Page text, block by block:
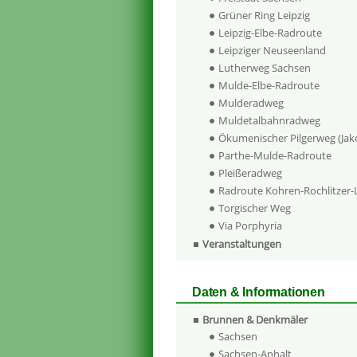
Grüner Ring Leipzig
Leipzig-Elbe-Radroute
Leipziger Neuseenland
Lutherweg Sachsen
Mulde-Elbe-Radroute
Mulderadweg
Muldetalbahnradweg
Ökumenischer Pilgerweg
Parthe-Mulde-Radroute
Pleißeradweg
Radroute Kohren-Rochlitzer-
Torgischer Weg
Via Porphyria
Veranstaltungen
Daten & Informationen
Brunnen & Denkmäler
Sachsen
Sachsen-Anhalt